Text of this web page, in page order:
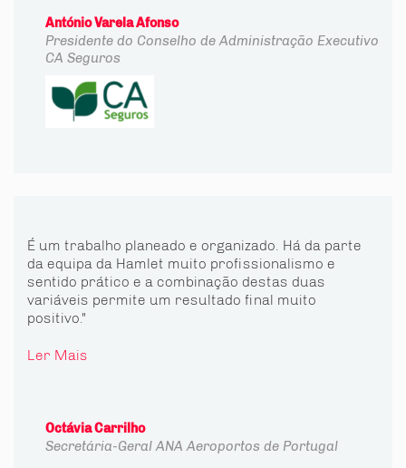
António Varela Afonso
Presidente do Conselho de Administração Executivo
CA Seguros
É um trabalho planeado e organizado. Há da parte
da equipa da Hamlet muito profissionalismo e
sentido prático e a combinação destas duas
variáveis permite um resultado final muito
positivo."
Ler Mais
Octávia Carrilho
Secretária-Geral ANA Aeroportos de Portugal